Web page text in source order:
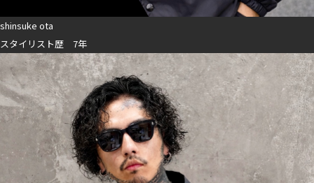
shinsuke ota
スタイリスト歴 7年